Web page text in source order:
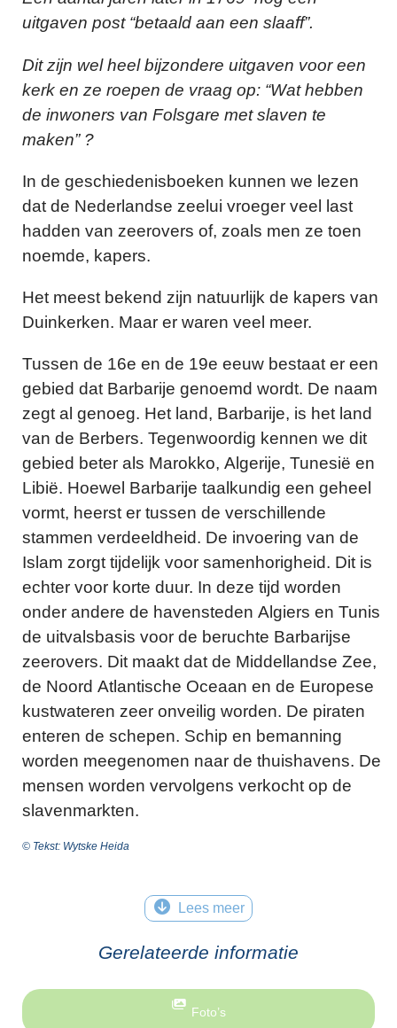
uitgaven post “betaald aan een slaaff”.
Dit zijn wel heel bijzondere uitgaven voor een
kerk en ze roepen de vraag op: “Wat hebben
de inwoners van Folsgare met slaven te
maken” ?
In de geschiedenisboeken kunnen we lezen
dat de Nederlandse zeelui vroeger veel last
hadden van zeerovers of, zoals men ze toen
noemde, kapers.
Het meest bekend zijn natuurlijk de kapers van
Duinkerken. Maar er waren veel meer.
Tussen de 16e en de 19e eeuw bestaat er een
gebied dat Barbarije genoemd wordt. De naam
zegt al genoeg. Het land, Barbarije, is het land
van de Berbers. Tegenwoordig kennen we dit
gebied beter als Marokko, Algerije, Tunesië en
Libië. Hoewel Barbarije taalkundig een geheel
vormt, heerst er tussen de verschillende
stammen verdeeldheid. De invoering van de
Islam zorgt tijdelijk voor samenhorigheid. Dit is
echter voor korte duur. In deze tijd worden
onder andere de havensteden Algiers en Tunis
de uitvalsbasis voor de beruchte Barbarijse
zeerovers. Dit maakt dat de Middellandse Zee,
de Noord Atlantische Oceaan en de Europese
kustwateren zeer onveilig worden. De piraten
enteren de schepen. Schip en bemanning
worden meegenomen naar de thuishavens. De
mensen worden vervolgens verkocht op de
slavenmarkten.
© Tekst: Wytske Heida
Lees meer
Gerelateerde informatie
Foto’s